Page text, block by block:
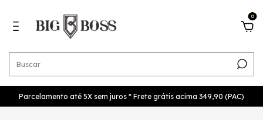
0
Parcelamento até 5X sem juros * Frete grátis acima 349,90 (PAC)